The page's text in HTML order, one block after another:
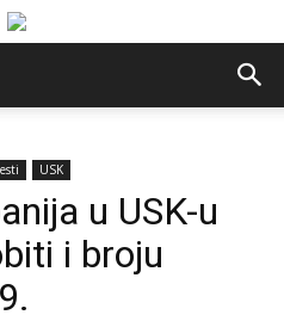
USK
u USK-u
i broju